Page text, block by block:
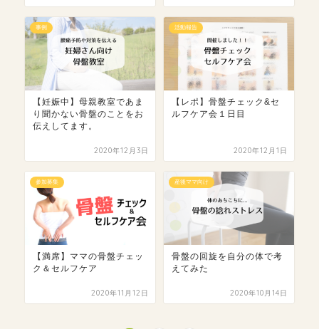
事例
【妊娠中】母親教室であま
り聞かない骨盤のことをお
伝えしてます。
2020年12月3日
活動報告
【レポ】骨盤チェック&セ
ルフケア会１日目
2020年12月1日
参加募集
【満席】ママの骨盤チェッ
ク＆セルフケア
2020年11月12日
産後ママ向け
骨盤の回旋を自分の体で考
えてみた
2020年10月14日